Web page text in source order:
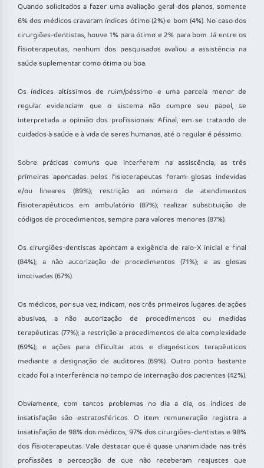
Quando solicitados a fazer uma avaliação geral dos planos, somente
6% dos médicos cravaram índices ótimo (2%) e bom (4%). No caso dos
cirurgiões-dentistas, houve 1% para ótimo e 2% para bom. Já entre os
fisioterapeutas, nenhum dos pesquisados avaliou a assistência na
saúde suplementar como ótima ou boa.
Os índices altíssimos de ruim/péssimo e uma parcela menor de
regular evidenciam que o sistema não cumpre seu papel, se
interpretada a opinião dos profissionais. Afinal, em se tratando de
cuidados à saúde e à vida de seres humanos, até o regular é péssimo.
Sobre práticas comuns que interferem na assistência, as três
primeiras apontadas pelos fisioterapeutas foram: glosas indevidas
e/ou lineares (89%); restrição ao número de atendimentos
fisioterapêuticos em ambulatório (87%); realizar substituição de
códigos de procedimentos, sempre para valores menores (87%).
Os cirurgiões-dentistas apontam a exigência de raio-X inicial e final
(84%); a não autorização de procedimentos (71%); e as glosas
imotivadas (67%).
Os médicos, por sua vez, indicam, nos três primeiros lugares de ações
abusivas, a não autorização de procedimentos ou medidas
terapêuticas (77%); a restrição a procedimentos de alta complexidade
(69%); e ações para dificultar atos e diagnósticos terapêuticos
mediante a designação de auditores (69%). Outro ponto bastante
citado foi a interferência no tempo de internação dos pacientes (42%).
Obviamente, com tantos problemas no dia a dia, os índices de
insatisfação são estratosféricos. O item remuneração registra a
insatisfação de 98% dos médicos, 97% dos cirurgiões-dentistas e 98%
dos fisioterapeutas. Vale destacar que é quase unanimidade nas três
profissões a percepção de que não receberam reajustes que